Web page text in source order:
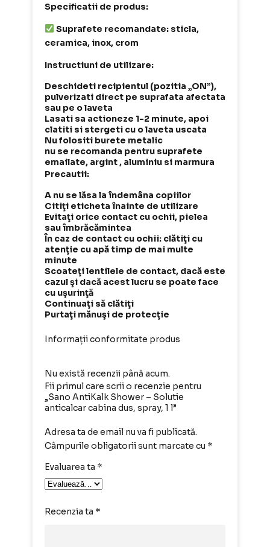
Specificatii de produs:
Suprafete recomandate: sticla,
ceramica, inox, crom
Instructiuni de utilizare:
Deschideti recipientul (pozitia „ON”),
pulverizati direct pe suprafata afectata
sau pe o laveta
Lasati sa actioneze 1-2 minute, apoi
clatiti si stergeti cu o laveta uscata
Nu folositi burete metalic
nu se recomanda pentru suprafete
emailate, argint , aluminiu si marmura
Precautii:
A nu se lăsa la îndemâna copiilor
Citiţi eticheta înainte de utilizare
Evitaţi orice contact cu ochii, pielea
sau îmbrăcămintea
În caz de contact cu ochii: clătiţi cu
atenţie cu apă timp de mai multe
minute
Scoateţi lentilele de contact, dacă este
cazul şi dacă acest lucru se poate face
cu uşurinţă
Continuaţi să clătiţi
Purtaţi mănuşi de protecţie
Informații conformitate produs
Nu există recenzii până acum.
Fii primul care scrii o recenzie pentru
„Sano AntiKalk Shower – Solutie
anticalcar cabina dus, spray, 1 l”
Adresa ta de email nu va fi publicată.
Câmpurile obligatorii sunt marcate cu *
Evaluarea ta *
Recenzia ta *